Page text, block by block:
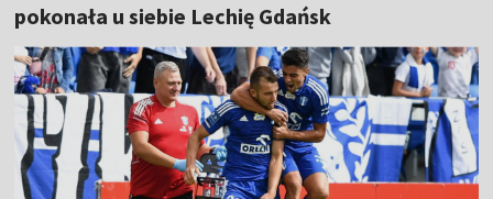
pokonała u siebie Lechię Gdańsk